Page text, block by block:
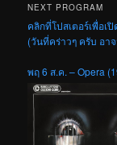
NEXT PROGRAM
คลิกที่โปสเตอร์เพื่อเ
(วันที่คร่าวๆ ครับ อา
พฤ 6 ส.ค. – Opera